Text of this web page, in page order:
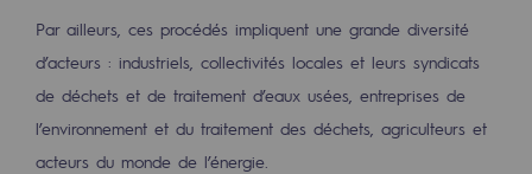
Par ailleurs, ces procédés impliquent une grande diversité
d’acteurs : industriels, collectivités locales et leurs syndicats
de déchets et de traitement d’eaux usées, entreprises de
l’environnement et du traitement des déchets, agriculteurs et
acteurs du monde de l’énergie.